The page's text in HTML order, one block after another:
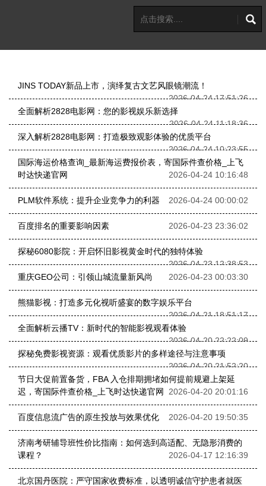
JINS TODAY新品上市，演绎复古文艺风眼镜潮流！
2026-04-24 17:51:26
全面解析2828电影网：您的影视娱乐新选择
2026-04-24 11:18:36
深入解析2828电影网：打造极致观影体验的优质平台
2026-04-24 10:23:55
国际海运价格查询_最新海运费报价表，寄国际件查价格_上飞
时达快递官网
2026-04-24 10:16:48
PLM软件系统：提升企业竞争力的利器 2026-04-24 00:00:02
百度排名的重要影响因素 2026-04-23 23:36:02
探秘6080影院：开启怀旧影视黄金时代的独特体验
2026-04-23 12:38:53
重庆GEO公司：引领山城流量新风尚
2026-04-23 00:03:30
熊猫影视：打造多元化视听盛宴的数字娱乐平台
2026-04-21 18:51:17
全面解析云播TV：新时代的智能影视观看体验
2026-04-20 22:22:09
探秘免费影视资源：观看优质影片的多样途径与注意事项
2026-04-20 21:52:20
节日大促前置备货，FBA 入仓排期拥堵如何提前规避上架延
迟，寄国际件查价格_上飞时达快递官网
2026-04-20 20:01:16
百度信息流广告的原生投放与效果优化 2026-04-20 19:50:35
济南考研辅导班性价比指南：如何选到高适配、无隐形消费的
课程？
2026-04-17 12:16:39
北京国丹医院：严守国家收费标准，以透明诚信守护患者就医